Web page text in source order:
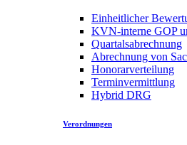
Einheitlicher
KVN-interne GOP
Quartalsabrechnung
Abrechnung von
Honorarverteilung
Terminvermittlung
Hybrid DRG
Verordnungen